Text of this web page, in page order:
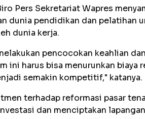
Pers Sekretariat Wapres
dunia pendidikan dan pelatihan
dunia kerja.
pencocokan keahlian
ini harus bisa menurunkan biaya
semakin kompetitif," katanya.
terhadap reformasi pasar
dan menciptakan